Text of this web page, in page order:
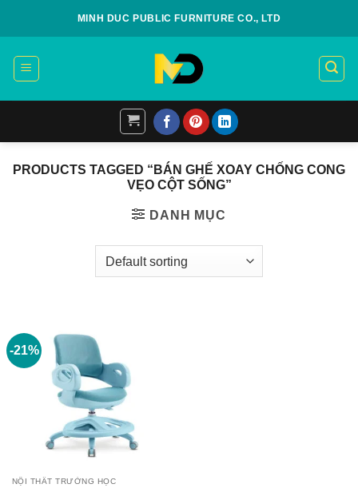
MINH DUC PUBLIC FURNITURE CO., LTD
PRODUCTS TAGGED “BÁN GHẾ XOAY CHỐNG CONG
VẸO CỘT SỐNG”
DANH MỤC
-21%
NỘI THẤT TRƯỜNG HỌC